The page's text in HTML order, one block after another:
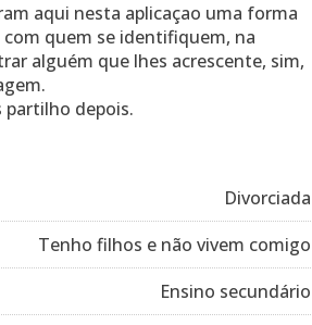
aqui nesta aplicaçao uma forma
quem se identifiquem, na
alguém que lhes acrescente, sim,
Divorciada
Tenho filhos e não vivem comigo
Ensino secundário